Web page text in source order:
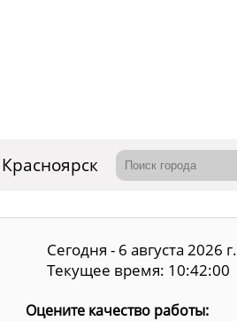
Красноярск
Сегодня - 6 августа 2026 г.
Текущее время: 10:42:01
Оцените качество работы: